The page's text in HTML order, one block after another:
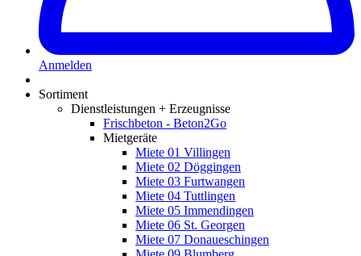
Anmelden
Sortiment
Dienstleistungen + Erzeugnisse
Frischbeton - Beton2Go
Mietgeräte
Miete 01 Villingen
Miete 02 Döggingen
Miete 03 Furtwangen
Miete 04 Tuttlingen
Miete 05 Immendingen
Miete 06 St. Georgen
Miete 07 Donaueschingen